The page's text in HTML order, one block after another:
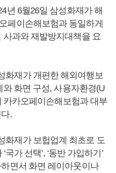
년 6월26일 삼성화재가 해
페이손해보험과 동일하게
과와 재발방지대책을 요
화재가 개편한 해외여행보
화면 구성, 사용자환경(U
카카오페이손해보험과 대부
.
화재가 보헙업계 최초로 도
국가 선택’, ‘동반 가입하기’
면서 화면 레이아웃이나